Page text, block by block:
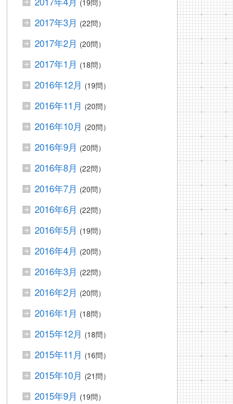
(19問）
2017年3月 (22問）
2017年2月 (20問）
2017年1月 (18問）
2016年12月 (19問）
2016年11月 (20問）
2016年10月 (20問）
2016年9月 (20問）
2016年8月 (22問）
2016年7月 (20問）
2016年6月 (22問）
2016年5月 (19問）
2016年4月 (20問）
2016年3月 (22問）
2016年2月 (20問）
2016年1月 (18問）
2015年12月 (18問）
2015年11月 (16問）
2015年10月 (21問）
2015年9月 (19問）